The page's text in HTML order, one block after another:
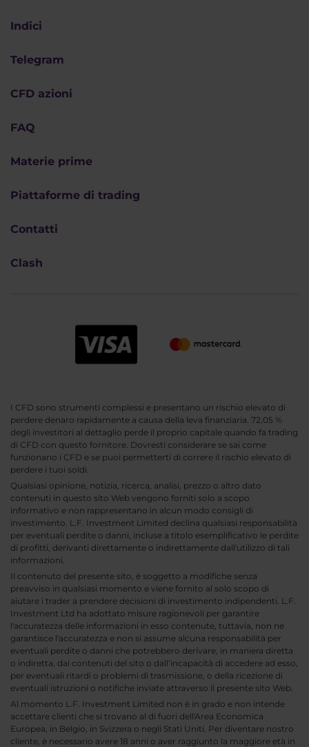
Indici
Telegram
CFD azioni
FAQ
Materie prime
Piattaforme di trading
Contatti
Clash
I CFD sono strumenti complessi e presentano un rischio elevato di
perdere denaro rapidamente a causa della leva finanziaria. 72,05 %
degli investitori al dettaglio perde il proprio capitale quando fa trading
di CFD con questo fornitore. Dovresti considerare se sai come
funzionano i CFD e se puoi permetterti di correre il rischio elevato di
perdere i tuoi soldi.
Qualsiasi opinione, notizia, ricerca, analisi, prezzo o altro dato
contenuti in questo sito Web vengono forniti solo a scopo
informativo e non rappresentano in alcun modo consigli di
investimento. L.F. Investment Limited declina qualsiasi responsabilità
per eventuali perdite o danni, incluse a titolo esemplificativo le perdite
di profitti, derivanti direttamente o indirettamente dall'utilizzo di tali
informazioni.
Il contenuto del presente sito, è soggetto a modifiche senza
preavviso in qualsiasi momento e viene fornito al solo scopo di
aiutare i trader a prendere decisioni di investimento indipendenti. L.F.
Investment Ltd ha adottato misure ragionevoli per garantire
l'accuratezza delle informazioni in esso contenute, tuttavia, non ne
garantisce l'accuratezza e non si assume alcuna responsabilità per
eventuali perdite o danni che potrebbero derivare, in maniera diretta
o indiretta, dai contenuti del sito o dall’incapacità di accedere ad esso,
per eventuali ritardi o problemi di trasmissione, o della ricezione di
eventuali istruzioni o notifiche inviate attraverso il presente sito Web.
Al momento L.F. Investment Limited non è in grado e non intende
accettare clienti che si trovano al di fuori dell'Area Economica
Europea, in Belgio, in Svizzera o negli Stati Uniti. Per diventare nostro
cliente, è necessario avere 18 anni o aver raggiunto la maggiore età in